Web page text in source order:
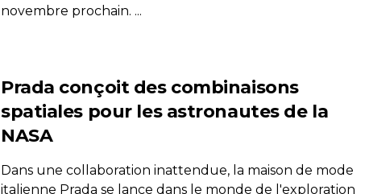
novembre prochain. ...
Prada conçoit des combinaisons
spatiales pour les astronautes de la
NASA
Dans une collaboration inattendue, la maison de mode
italienne Prada se lance dans le monde de l'exploration